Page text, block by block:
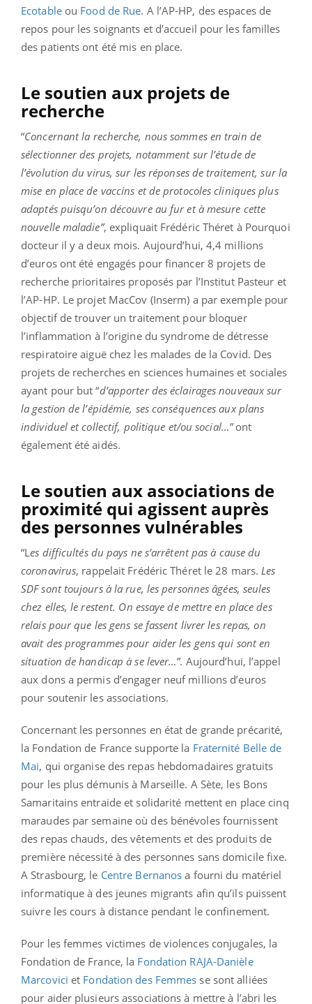
Ecotableou Food de Rue. A l’AP-HP, des espaces de
repos pour les soignants et d’accueil pour les familles
des patients ont été mis en place.
Le soutien aux projets de
recherche
“Concernant la recherche, nous sommes en train de
sélectionner des projets, notamment sur l’étude de
l’évolution du virus, sur les réponses de traitement, sur la
mise en place de vaccins et de protocoles cliniques plus
adaptés puisqu’on découvre au fur et à mesure cette
nouvelle maladie”, expliquait Frédéric Théret à Pourquoi
docteur il y a deux mois. Aujourd’hui, 4,4 millions
d’euros ont été engagés pour financer 8 projets de
recherche prioritaires proposés par l’Institut Pasteur et
l’AP-HP. Le projet MacCov (Inserm) a par exemple pour
objectif de trouver un traitement pour bloquer
l’inflammation à l’origine du syndrome de détresse
respiratoire aiguë chez les malades de la Covid. Des
projets de recherches en sciences humaines et sociales
ayant pour but “d’apporter des éclairages nouveaux sur
la gestion de l’épidémie, ses conséquences aux plans
individuel et collectif, politique et/ou social…”ont
également été aidés.
Le soutien aux associations de
proximité qui agissent auprès
des personnes vulnérables
“Les difficultés du pays ne s’arrêtent pas à cause du
coronavirus, rappelait Frédéric Théret le 28 mars. Les
SDF sont toujours à la rue, les personnes âgées, seules
chez elles, le restent. On essaye de mettre en place des
relais pour que les gens se fassent livrer les repas, on
avait des programmes pour aider les gens qui sont en
situation de handicap à se lever…”. Aujourd’hui, l’appel
aux dons a permis d’engager neuf millions d’euros
pour soutenir les associations.
Concernant les personnes en état de grande précarité,
la Fondation de France supporte la Fraternité Belle de
Mai, qui organise des repas hebdomadaires gratuits
pour les plus démunis à Marseille. A Sète, les Bons
Samaritains entraide et solidarité mettent en place cinq
maraudes par semaine où des bénévoles fournissent
des repas chauds, des vêtements et des produits de
première nécessité à des personnes sans domicile fixe.
A Strasbourg, le Centre Bernanos a fourni du matériel
informatique à des jeunes migrants afin qu’ils puissent
suivre les cours à distance pendant le confinement.
Pour les femmes victimes de violences conjugales, la
Fondation de France, la Fondation RAJA-Danièle
Marcovici et Fondation des Femmes se sont alliées
pour aider plusieurs associations à mettre à l’abri les